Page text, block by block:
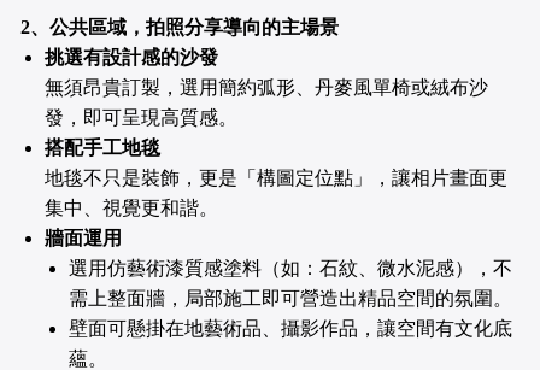
2、公共區域，拍照分享導向的主場景
挑選有設計感的沙發
無須昂貴訂製，選用簡約弧形、丹麥風單椅或絨布沙
發，即可呈現高質感。
搭配手工地毯
地毯不只是裝飾，更是「構圖定位點」，讓相片畫面更
集中、視覺更和諧。
牆面運用
選用仿藝術漆質感塗料（如：石紋、微水泥感），不
需上整面牆，局部施工即可營造出精品空間的氛圍。
壁面可懸掛在地藝術品、攝影作品，讓空間有文化底
蘊。